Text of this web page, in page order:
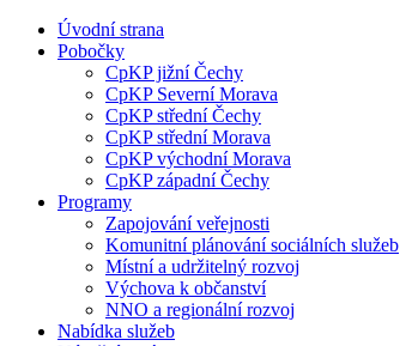
Úvodní strana
Pobočky
CpKP jižní Čechy
CpKP Severní Morava
CpKP střední Čechy
CpKP střední Morava
CpKP východní Morava
CpKP západní Čechy
Programy
Zapojování veřejnosti
Komunitní plánování sociálních služeb
Místní a udržitelný rozvoj
Výchova k občanství
NNO a regionální rozvoj
Nabídka služeb